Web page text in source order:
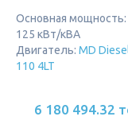
Основная мощность:
125 кВт/кВА
Двигатель: MD
110 4LT
6 180 494.32